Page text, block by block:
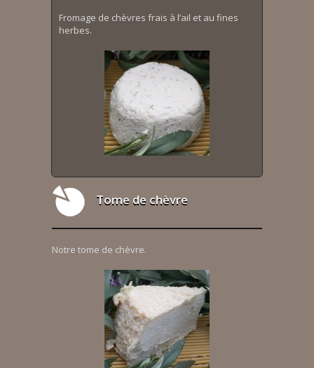
Fromage de chèvres frais à l’ail et au fines
herbes.
Tome de chèvre
Notre tome de chèvre.